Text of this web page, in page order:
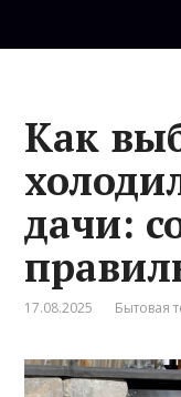
Как
дачи:
17.08.2025 Бытовая